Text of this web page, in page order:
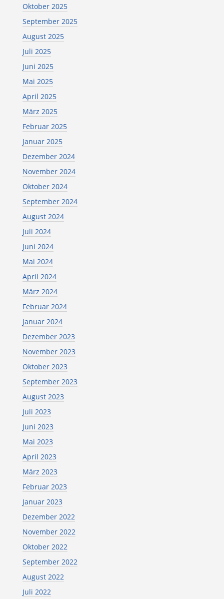
Oktober 2025
September 2025
August 2025
Juli 2025
Juni 2025
Mai 2025
April 2025
März 2025
Februar 2025
Januar 2025
Dezember 2024
November 2024
Oktober 2024
September 2024
August 2024
Juli 2024
Juni 2024
Mai 2024
April 2024
März 2024
Februar 2024
Januar 2024
Dezember 2023
November 2023
Oktober 2023
September 2023
August 2023
Juli 2023
Juni 2023
Mai 2023
April 2023
März 2023
Februar 2023
Januar 2023
Dezember 2022
November 2022
Oktober 2022
September 2022
August 2022
Juli 2022